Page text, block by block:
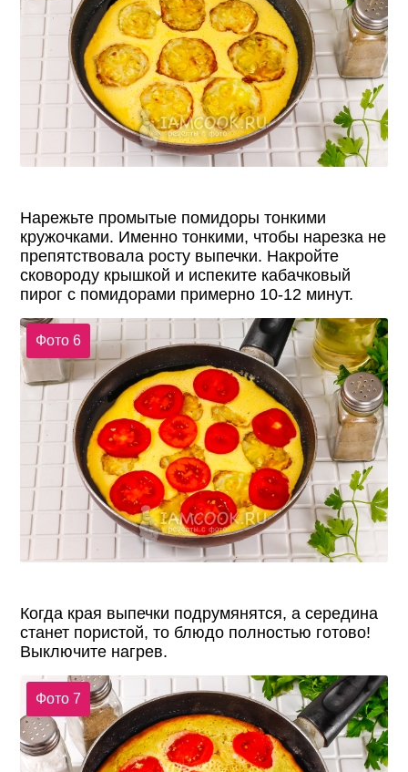
Нарежьте промытые помидоры тонкими
кружочками. Именно тонкими, чтобы нарезка не
препятствовала росту выпечки. Накройте
сковороду крышкой и испеките кабачковый
пирог с помидорами примерно 10-12 минут.
Фото 6
Когда края выпечки подрумянятся, а середина
станет пористой, то блюдо полностью готово!
Выключите нагрев.
Фото 7